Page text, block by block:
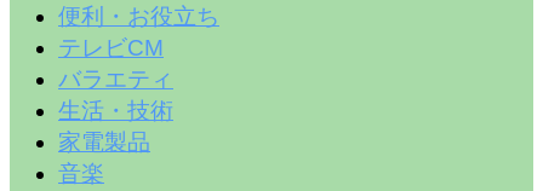
便利・お役立ち
テレビCM
バラエティ
生活・技術
家電製品
音楽